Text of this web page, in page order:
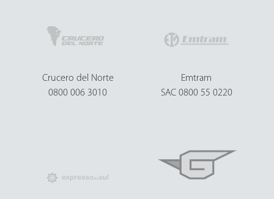
Crucero del Norte
0800 006 3010
Emtram
SAC 0800 55 0220